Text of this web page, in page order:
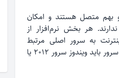
و بهم متصل هستند و امکان
هر بخش نرم‌افزار از
به سرور اصلی مرتبط
خواهد بود. سیستم عامل سرور باید ویندوز سرور ۲۰۱۲ یا